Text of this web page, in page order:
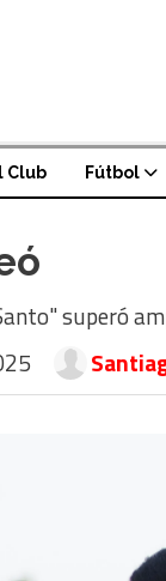
Club Fútbol
superó